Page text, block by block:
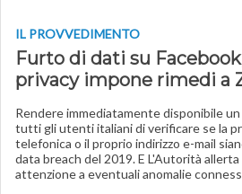
IL PROVVEDIMENTO
Furto di dati su
privacy impone rimedi a
Rendere immediatamente disponibile
tutti gli utenti italiani di verificare se la
telefonica o il proprio indirizzo e-mail
data breach del 2019. E L'Autorità
attenzione a eventuali anomalie